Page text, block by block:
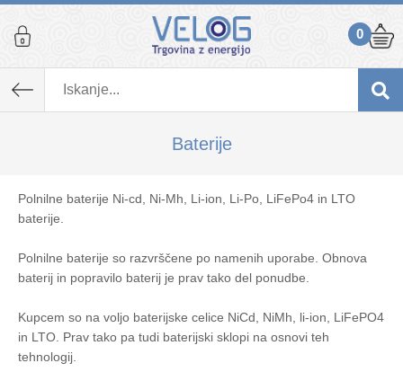
0
Baterije
Polnilne baterije Ni-cd, Ni-Mh, Li-ion, Li-Po, LiFePo4 in LTO
baterije.
Polnilne baterije so razvrščene po namenih uporabe. Obnova
baterij in popravilo baterij je prav tako del ponudbe.
Kupcem so na voljo baterijske celice NiCd, NiMh, li-ion, LiFePO4
in LTO. Prav tako pa tudi baterijski sklopi na osnovi teh
tehnologij.